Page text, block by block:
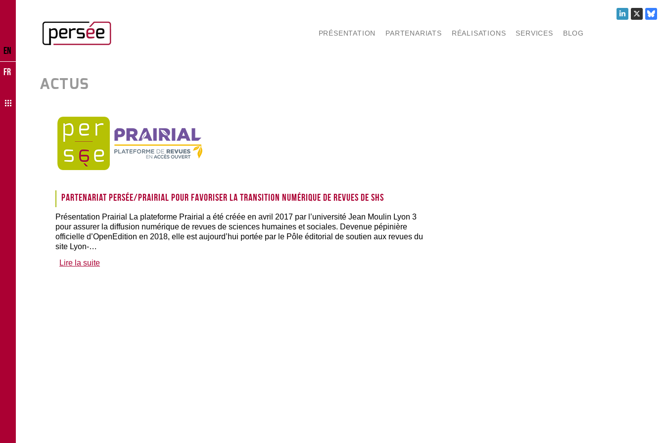
EN
FR
PRÉSENTATION PARTENARIATS RÉALISATIONS SERVICES BLOG
ACTUS
Partenariat Persée/Prairial pour favoriser la transition numérique de revues de SHS
Présentation Prairial La plateforme Prairial a été créée en avril 2017 par l’université Jean Moulin Lyon 3
pour assurer la diffusion numérique de revues de sciences humaines et sociales. Devenue pépinière
officielle d’OpenEdition en 2018, elle est aujourd’hui portée par le Pôle éditorial de soutien aux revues du
site Lyon-…
Lire la suite